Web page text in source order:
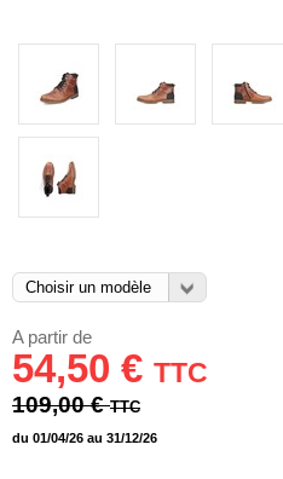
A partir de
54,50 € TTC
109,00 €TTC
du 01/04/26 au 31/12/26